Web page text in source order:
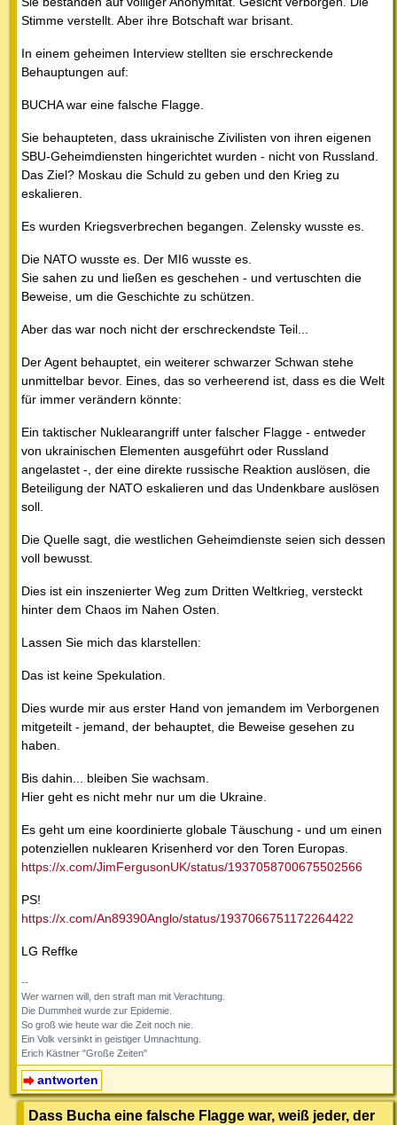
Stimme verstellt. Aber ihre Botschaft war brisant.
In einem geheimen Interview stellten sie erschreckende
Behauptungen auf:
BUCHA war eine falsche Flagge.
Sie behaupteten, dass ukrainische Zivilisten von ihren eigenen
SBU-Geheimdiensten hingerichtet wurden - nicht von Russland.
Das Ziel? Moskau die Schuld zu geben und den Krieg zu
eskalieren.
Es wurden Kriegsverbrechen begangen. Zelensky wusste es.
Die NATO wusste es. Der MI6 wusste es.
Sie sahen zu und ließen es geschehen - und vertuschten die
Beweise, um die Geschichte zu schützen.
Aber das war noch nicht der erschreckendste Teil...
Der Agent behauptet, ein weiterer schwarzer Schwan stehe
unmittelbar bevor. Eines, das so verheerend ist, dass es die Welt
für immer verändern könnte:
Ein taktischer Nuklearangriff unter falscher Flagge - entweder
von ukrainischen Elementen ausgeführt oder Russland
angelastet -, der eine direkte russische Reaktion auslösen, die
Beteiligung der NATO eskalieren und das Undenkbare auslösen
soll.
Die Quelle sagt, die westlichen Geheimdienste seien sich dessen
voll bewusst.
Dies ist ein inszenierter Weg zum Dritten Weltkrieg, versteckt
hinter dem Chaos im Nahen Osten.
Lassen Sie mich das klarstellen:
Das ist keine Spekulation.
Dies wurde mir aus erster Hand von jemandem im Verborgenen
mitgeteilt - jemand, der behauptet, die Beweise gesehen zu
haben.
Bis dahin... bleiben Sie wachsam.
Hier geht es nicht mehr nur um die Ukraine.
Es geht um eine koordinierte globale Täuschung - und um einen
potenziellen nuklearen Krisenherd vor den Toren Europas.
https://x.com/JimFergusonUK/status/1937058700675502566
PS!
https://x.com/An89390Anglo/status/1937066751172264422
LG Reffke
--
Wer warnen will, den straft man mit Verachtung.
Die Dummheit wurde zur Epidemie.
So groß wie heute war die Zeit noch nie.
Ein Volk versinkt in geistiger Umnachtung.
Erich Kästner "Große Zeiten"
antworten
Dass Bucha eine falsche Flagge war, weiß jeder, der